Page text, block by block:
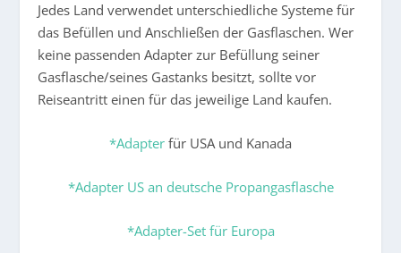
Jedes Land verwendet unterschiedliche Systeme für
das Befüllen und Anschließen der Gasflaschen. Wer
keine passenden Adapter zur Befüllung seiner
Gasflasche/seines Gastanks besitzt, sollte vor
Reiseantritt einen für das jeweilige Land kaufen.
*Adapter für USA und Kanada
*Adapter US an deutsche Propangasflasche
*Adapter-Set für Europa